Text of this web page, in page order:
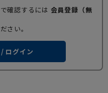
確認するには 会員登録（無
さい。
ログイン